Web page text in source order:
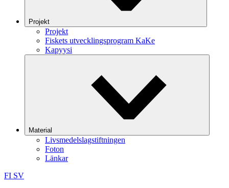
Projekt
Projekt
Fiskets utvecklingsprogram KaKe
Kapyysi
Material
Livsmedelslagstiftningen
Foton
Länkar
FI SV